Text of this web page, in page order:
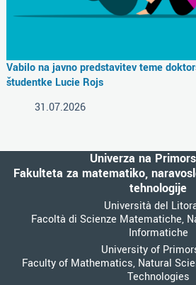
Vabilo na javno predstavitev teme
študentke Lucie Rojs
31.07.2026
Univerza na
Fakulteta za matematiko,
tehnologije
Università del
Facoltà di Scienze Matematiche,
Informatiche
University of
Faculty of Mathematics, Natural
Technologies